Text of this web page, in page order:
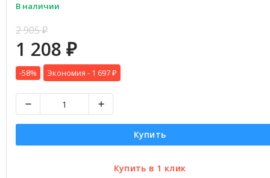
В наличии
2 905₽
1 208 ₽
-58% Экономия - 1 697 ₽
Купить